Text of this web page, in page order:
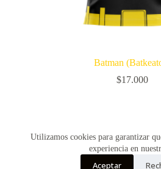
Utilizamos cookies para garantizar
experiencia en
Aceptar
Batman
$17.000